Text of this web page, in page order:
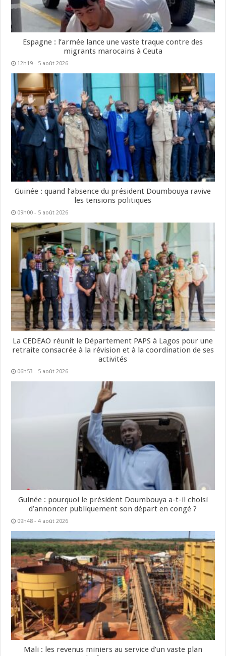
Espagne : l’armée lance une vaste traque contre des
migrants marocains à Ceuta
12h19 - 5 août 2026
Guinée : quand l’absence du président Doumbouya ravive
les tensions politiques
09h00 - 5 août 2026
La CEDEAO réunit le Département PAPS à Lagos pour une
retraite consacrée à la révision et à la coordination de ses
activités
06h53 - 5 août 2026
Guinée : pourquoi le président Doumbouya a-t-il choisi
d’annoncer publiquement son départ en congé ?
09h48 - 4 août 2026
Mali : les revenus miniers au service d’un vaste plan